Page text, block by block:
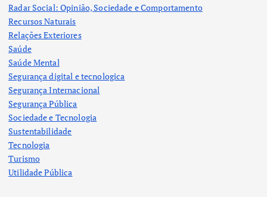
Radar Social: Opinião, Sociedade e Comportamento
Recursos Naturais
Relações Exteriores
Saúde
Saúde Mental
Segurança digital e tecnologica
Segurança Internacional
Segurança Pública
Sociedade e Tecnologia
Sustentabilidade
Tecnologia
Turismo
Utilidade Pública